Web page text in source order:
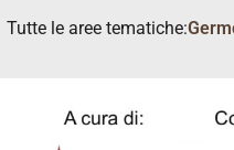
Tutte le aree tematiche: